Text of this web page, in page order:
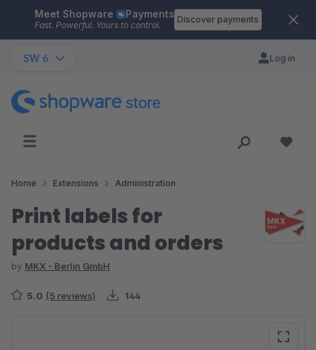
Skip to main content
Meet Shopware Payments
Fast. Powerful. Yours to control.
Discover payments
SW 6 Log in
Home Extensions Administration
Print labels for
products and orders
by MKX - Berlin GmbH
5.0 (5 reviews) 144